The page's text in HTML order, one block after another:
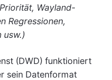
Wayland-
Regressionen,
usw.)
(DWD) funktioniert
sein Datenformat